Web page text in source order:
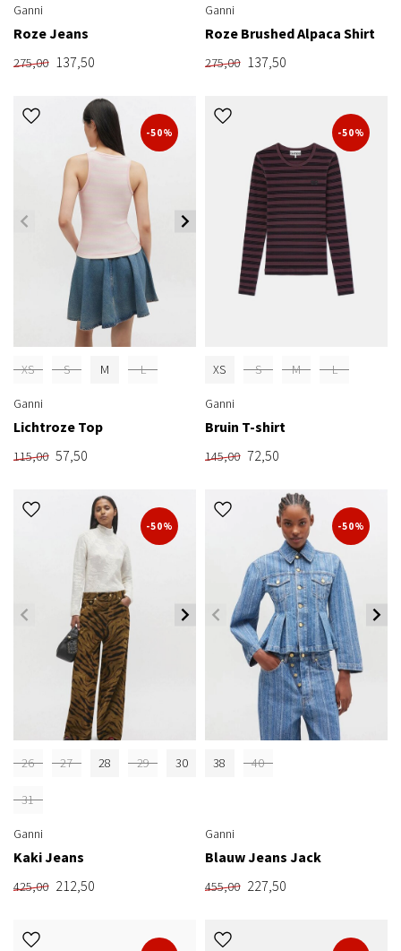
Ganni
Roze Jeans
275,00 137,50
Ganni
Roze Brushed Alpaca Shirt
275,00 137,50
-50%
XS S M L
Ganni
Lichtroze Top
115,00 57,50
-50%
XS S M L
Ganni
Bruin T-shirt
145,00 72,50
-50%
26 27 28 29 30
31
Ganni
Kaki Jeans
425,00 212,50
-50%
38 40
Ganni
Blauw Jeans Jack
455,00 227,50